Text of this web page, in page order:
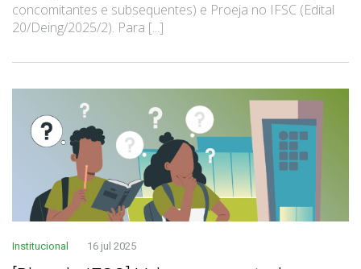
concomitantes e subsequentes) e Proeja no IFSC (Edital
20/Deing/2025/2). Para [...]
Institucional 16 jul 2025